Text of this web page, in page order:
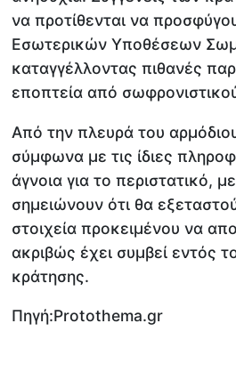
να προτίθενται να
Εσωτερικών Υποθέσεων
καταγγέλλοντας πιθανές
εποπτεία από
Από την πλευρά του
σύμφωνα με τις ίδιες
άγνοια για το περιστατικό,
σημειώνουν ότι θα
στοιχεία προκειμένου να
ακριβώς έχει συμβεί εντός
κράτησης.
Πηγή:Protothema.gr